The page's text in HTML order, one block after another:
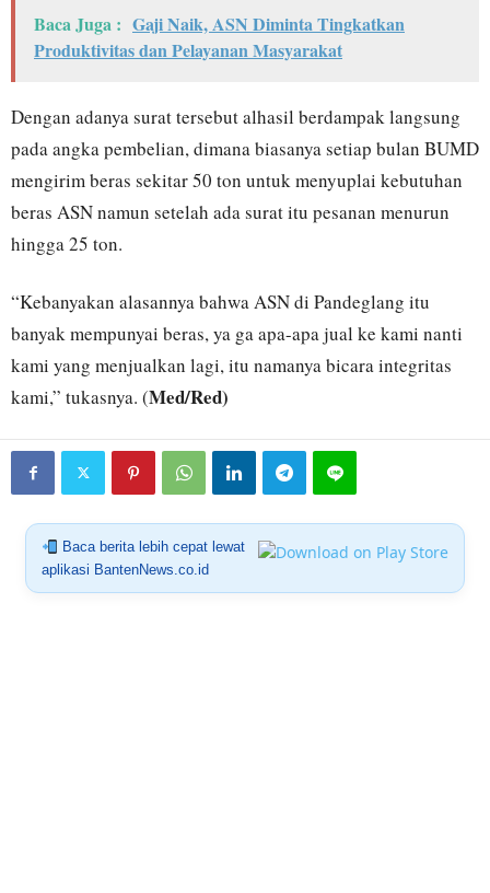
Baca Juga : Gaji Naik, ASN Diminta Tingkatkan
Produktivitas dan Pelayanan Masyarakat
Dengan adanya surat tersebut alhasil berdampak langsung
pada angka pembelian, dimana biasanya setiap bulan BUMD
mengirim beras sekitar 50 ton untuk menyuplai kebutuhan
beras ASN namun setelah ada surat itu pesanan menurun
hingga 25 ton.
“Kebanyakan alasannya bahwa ASN di Pandeglang itu
banyak mempunyai beras, ya ga apa-apa jual ke kami nanti
kami yang menjualkan lagi, itu namanya bicara integritas
kami,” tukasnya. (Med/Red)
Baca berita lebih cepat lewat
aplikasi BantenNews.co.id